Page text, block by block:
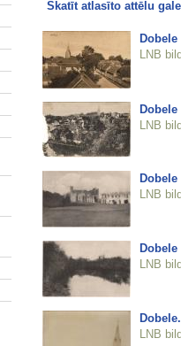
Skatīt atlasīto attēlu
Dobele
LNB
Dobele
LNB
Dobele
LNB
Dobele
LNB
LNB